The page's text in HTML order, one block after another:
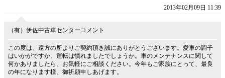
2013年02月09日 11:39
（有）伊佐中古車センターコメント
この度は、遠方の所よりご契約頂き誠にありがとうございます。愛車の調子
はいかがですか。運転は慣れましたでしょうか。車のメンテナンスに関して
何かありましたら、お気軽にご相談ください。今年もご家族にとって、最良
の年になります様、御祈願申しあげます。